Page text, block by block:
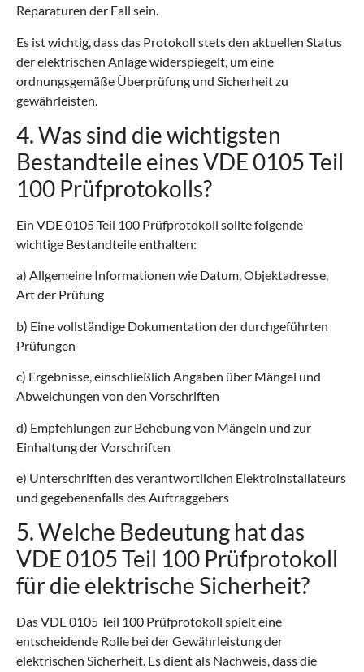
Reparaturen der Fall sein.
Es ist wichtig, dass das Protokoll stets den aktuellen Status
der elektrischen Anlage widerspiegelt, um eine
ordnungsgemäße Überprüfung und Sicherheit zu
gewährleisten.
4. Was sind die wichtigsten
Bestandteile eines VDE 0105 Teil
100 Prüfprotokolls?
Ein VDE 0105 Teil 100 Prüfprotokoll sollte folgende
wichtige Bestandteile enthalten:
a) Allgemeine Informationen wie Datum, Objektadresse,
Art der Prüfung
b) Eine vollständige Dokumentation der durchgeführten
Prüfungen
c) Ergebnisse, einschließlich Angaben über Mängel und
Abweichungen von den Vorschriften
d) Empfehlungen zur Behebung von Mängeln und zur
Einhaltung der Vorschriften
e) Unterschriften des verantwortlichen Elektroinstallateurs
und gegebenenfalls des Auftraggebers
5. Welche Bedeutung hat das
VDE 0105 Teil 100 Prüfprotokoll
für die elektrische Sicherheit?
Das VDE 0105 Teil 100 Prüfprotokoll spielt eine
entscheidende Rolle bei der Gewährleistung der
elektrischen Sicherheit. Es dient als Nachweis, dass die